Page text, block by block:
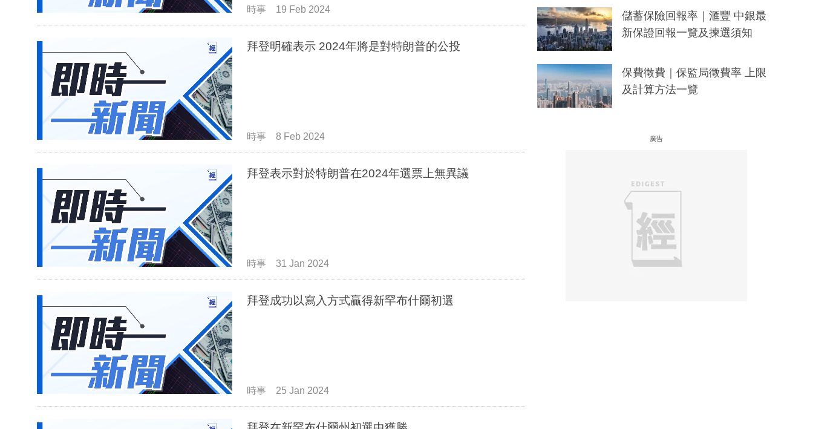
時事 19 Feb 2024
拜登明確表示 2024年將是對特朗普的公投
時事 8 Feb 2024
拜登表示對於特朗普在2024年選票上無異議
時事 31 Jan 2024
拜登成功以寫入方式贏得新罕布什爾初選
時事 25 Jan 2024
儲蓄保險回報率｜滙豐 中銀最
新保證回報一覽及揀選須知
保費徵費｜保監局徵費率 上限
及計算方法一覽
廣告